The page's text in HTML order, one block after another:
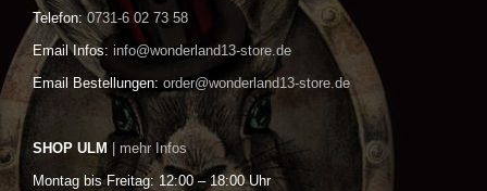
Telefon: 0731-6 02 73 58
Email Infos: info@wonderland13-store.de
Email Bestellungen: order@wonderland13-store.de
SHOP ULM | mehr Infos
Montag bis Freitag: 12:00 – 18:00 Uhr